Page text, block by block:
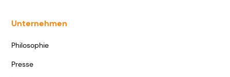
Unternehmen
Philosophie
Presse